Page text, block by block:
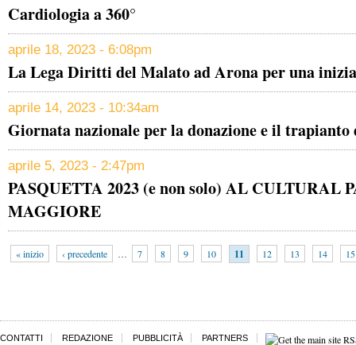
Cardiologia a 360°
aprile 18, 2023 - 6:08pm
La Lega Diritti del Malato ad Arona per una
aprile 14, 2023 - 10:34am
Giornata nazionale per la donazione e il trapianto
aprile 5, 2023 - 2:47pm
PASQUETTA 2023 (e non solo) AL CULTURAL
MAGGIORE
« inizio ‹ precedente … 7 8 9 10 11 12 13 14 15
CONTATTI REDAZIONE PUBBLICITÀ PARTNERS